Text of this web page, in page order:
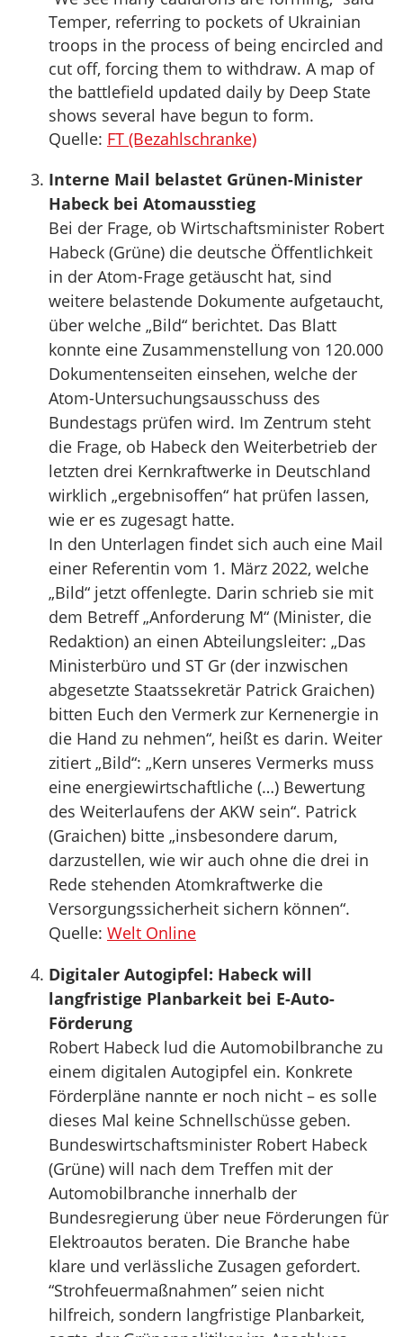
Temper, referring to pockets of Ukrainian
troops in the process of being encircled and
cut off, forcing them to withdraw. A map of
the battlefield updated daily by Deep State
shows several have begun to form.
Quelle: FT (Bezahlschranke)
Interne Mail belastet Grünen-Minister
Habeck bei Atomausstieg
Bei der Frage, ob Wirtschaftsminister Robert
Habeck (Grüne) die deutsche Öffentlichkeit
in der Atom-Frage getäuscht hat, sind
weitere belastende Dokumente aufgetaucht,
über welche „Bild“ berichtet. Das Blatt
konnte eine Zusammenstellung von 120.000
Dokumentenseiten einsehen, welche der
Atom-Untersuchungsausschuss des
Bundestags prüfen wird. Im Zentrum steht
die Frage, ob Habeck den Weiterbetrieb der
letzten drei Kernkraftwerke in Deutschland
wirklich „ergebnisoffen“ hat prüfen lassen,
wie er es zugesagt hatte.
In den Unterlagen findet sich auch eine Mail
einer Referentin vom 1. März 2022, welche
„Bild“ jetzt offenlegte. Darin schrieb sie mit
dem Betreff „Anforderung M“ (Minister, die
Redaktion) an einen Abteilungsleiter: „Das
Ministerbüro und ST Gr (der inzwischen
abgesetzte Staatssekretär Patrick Graichen)
bitten Euch den Vermerk zur Kernenergie in
die Hand zu nehmen“, heißt es darin. Weiter
zitiert „Bild“: „Kern unseres Vermerks muss
eine energiewirtschaftliche (…) Bewertung
des Weiterlaufens der AKW sein“. Patrick
(Graichen) bitte „insbesondere darum,
darzustellen, wie wir auch ohne die drei in
Rede stehenden Atomkraftwerke die
Versorgungssicherheit sichern können“.
Quelle: Welt Online
Digitaler Autogipfel: Habeck will
langfristige Planbarkeit bei E-Auto-
Förderung
Robert Habeck lud die Automobilbranche zu
einem digitalen Autogipfel ein. Konkrete
Förderpläne nannte er noch nicht – es solle
dieses Mal keine Schnellschüsse geben.
Bundeswirtschaftsminister Robert Habeck
(Grüne) will nach dem Treffen mit der
Automobilbranche innerhalb der
Bundesregierung über neue Förderungen für
Elektroautos beraten. Die Branche habe
klare und verlässliche Zusagen gefordert.
“Strohfeuermaßnahmen” seien nicht
hilfreich, sondern langfristige Planbarkeit,